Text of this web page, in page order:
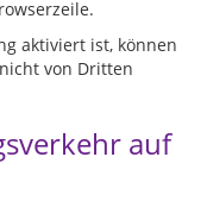
aktiviert ist, können
von Dritten
auf